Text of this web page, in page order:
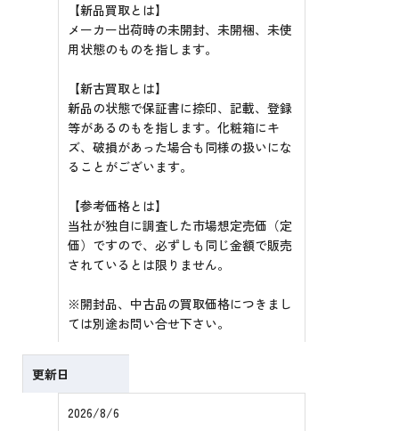
【新品買取とは】
メーカー出荷時の未開封、未開梱、未使
用状態のものを指します。
【新古買取とは】
新品の状態で保証書に捺印、記載、登録
等があるのもを指します。化粧箱にキ
ズ、破損があった場合も同様の扱いにな
ることがございます。
【参考価格とは】
当社が独自に調査した市場想定売価（定
価）ですので、必ずしも同じ金額で販売
されているとは限りません。
※開封品、中古品の買取価格につきまし
ては別途お問い合せ下さい。
更新日
2026/8/6